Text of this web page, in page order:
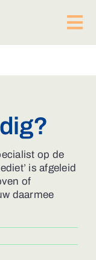
op de
is afgeleid
of
daarmee